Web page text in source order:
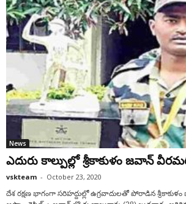
News
ఎదురు కాల్పుల్లో శ్రీ‌కాకుళం జ‌వాన్
vskteam - October 23, 2020
దేశ ర‌క్ష‌ణ భాగంగా స‌రిహ‌ద్దుల్లో ఉగ్ర‌వాదుల‌తో పోరాడిన‌ శ్రీ‌కా‌‌కుళం